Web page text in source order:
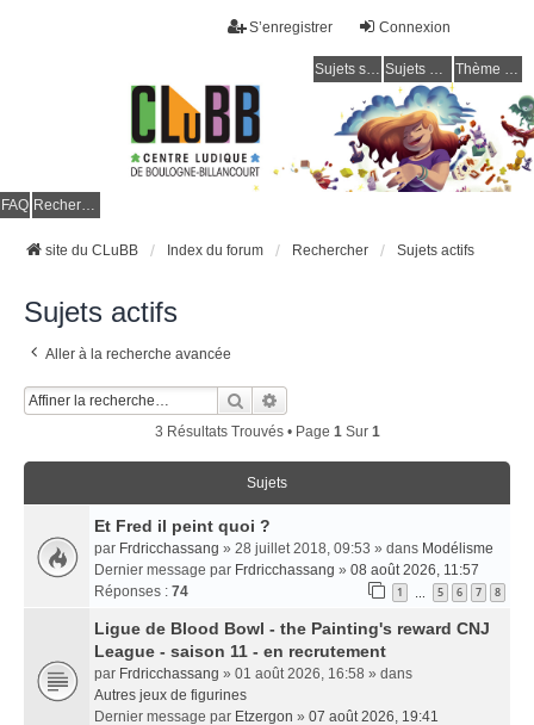
Connexion
S’enregistrer
Sujets sans réponse Sujets actifs Thème clair / foncé
FAQ Rechercher
site du CLuBB Index du forum Rechercher Sujets actifs
Sujets actifs
Aller à la recherche avancée
Rechercher
3 Résultats Trouvés • Page 1Sur 1
Sujets
Et Fred il peint quoi ?
par Frdricchassang » 28 juillet 2018, 09:53 » dans Modélisme
Dernier message par Frdricchassang » 08 août 2026, 11:57
Réponses : 74 1 5 6 7 8
Ligue de Blood Bowl - the Painting's reward CNJ
League - saison 11 - en recrutement
par Frdricchassang » 01 août 2026, 16:58 » dans
Autres jeux de figurines
Dernier message par Etzergon » 07 août 2026, 19:41